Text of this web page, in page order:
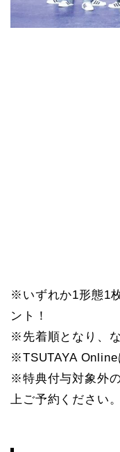
※いずれか1形態1
ント！
※先着順となり、
※TSUTAYA
※特典付与対象外
上ご予約ください。